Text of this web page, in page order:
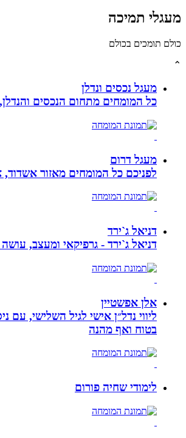
מעגלי תמיכה
כולם תומכים בכולם
⌃
מעגל נכסים ונדלן
כל המומחים מתחום הנכסים
מעגל דרום
לפניכם כל המומחים מאזור
דניאל ג`ירד
דניאל ג`ירד - גרפיקאי ומעצב,
אלן אפשטיין
ליווי נדל״ן אישי לגיל השלישי,
בטוח ואף מהנה
לימודי שחיה פורום